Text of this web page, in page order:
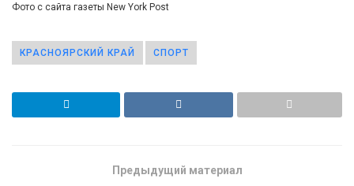
Фото с сайта газеты New York Post
КРАСНОЯРСКИЙ КРАЙ СПОРТ
Предыдущий материал